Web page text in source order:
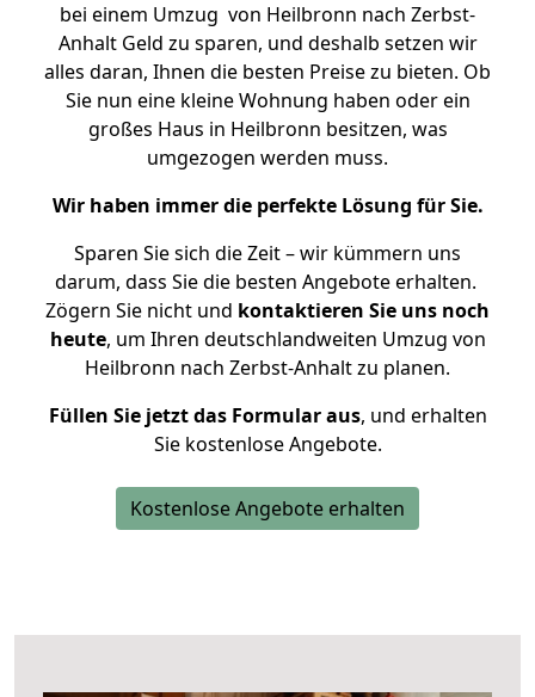
bei einem Umzug von Heilbronn nach Zerbst-
Anhalt Geld zu sparen, und deshalb setzen wir
alles daran, Ihnen die besten Preise zu bieten. Ob
Sie nun eine kleine Wohnung haben oder ein
großes Haus in Heilbronn besitzen, was
umgezogen werden muss.
Wir haben immer die perfekte Lösung für Sie.
Sparen Sie sich die Zeit – wir kümmern uns
darum, dass Sie die besten Angebote erhalten.
Zögern Sie nicht und kontaktieren Sie uns noch
heute, um Ihren deutschlandweiten Umzug von
Heilbronn nach Zerbst-Anhalt zu planen.
Füllen Sie jetzt das Formular aus, und erhalten
Sie kostenlose Angebote.
Kostenlose Angebote erhalten